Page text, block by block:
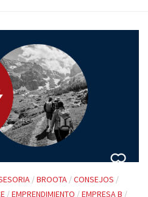
/BROOTA /CONSEJOS /
/EMPRENDIMIENTO /EMPRESA B /